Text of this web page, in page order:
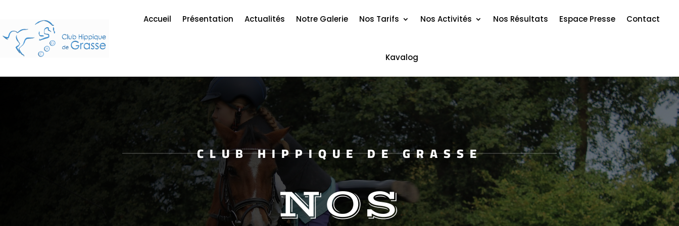
Accueil Présentation Actualités Notre Galerie Nos Tarifs Nos Activités Nos Résultats Espace Presse Contact
Kavalog
CLUB HIPPIQUE DE GRASSE
NOS